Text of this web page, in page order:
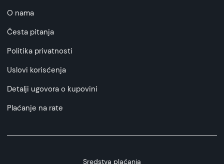
O nama
Česta pitanja
Politika privatnosti
Uslovi korisćenja
Detalji ugovora o kupovini
Plaćanje na rate
Sredstva plaćanja